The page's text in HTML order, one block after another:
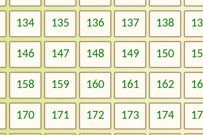
134 135 136 137 138
146 147 148 149 150
158 159 160 161 162
170 171 172 173 174